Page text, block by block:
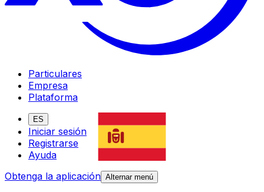
Particulares
Empresa
Plataforma
ES
Iniciar sesión
Registrarse
Ayuda
Obtenga la aplicación Alternar menú